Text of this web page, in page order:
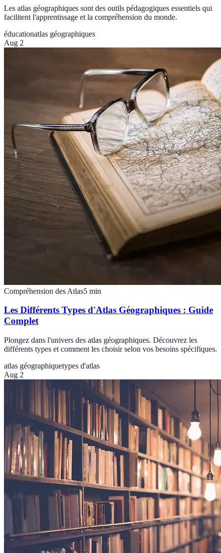
Les atlas géographiques sont des outils pédagogiques essentiels qui
facilitent l'apprentissage et la compréhension du monde.
éducationatlas géographiques
Aug 2
Compréhension des Atlas5 min
Les Différents Types d'Atlas Géographiques : Guide
Complet
Plongez dans l'univers des atlas géographiques. Découvrez les
différents types et comment les choisir selon vos besoins spécifiques.
atlas géographiquetypes d'atlas
Aug 2